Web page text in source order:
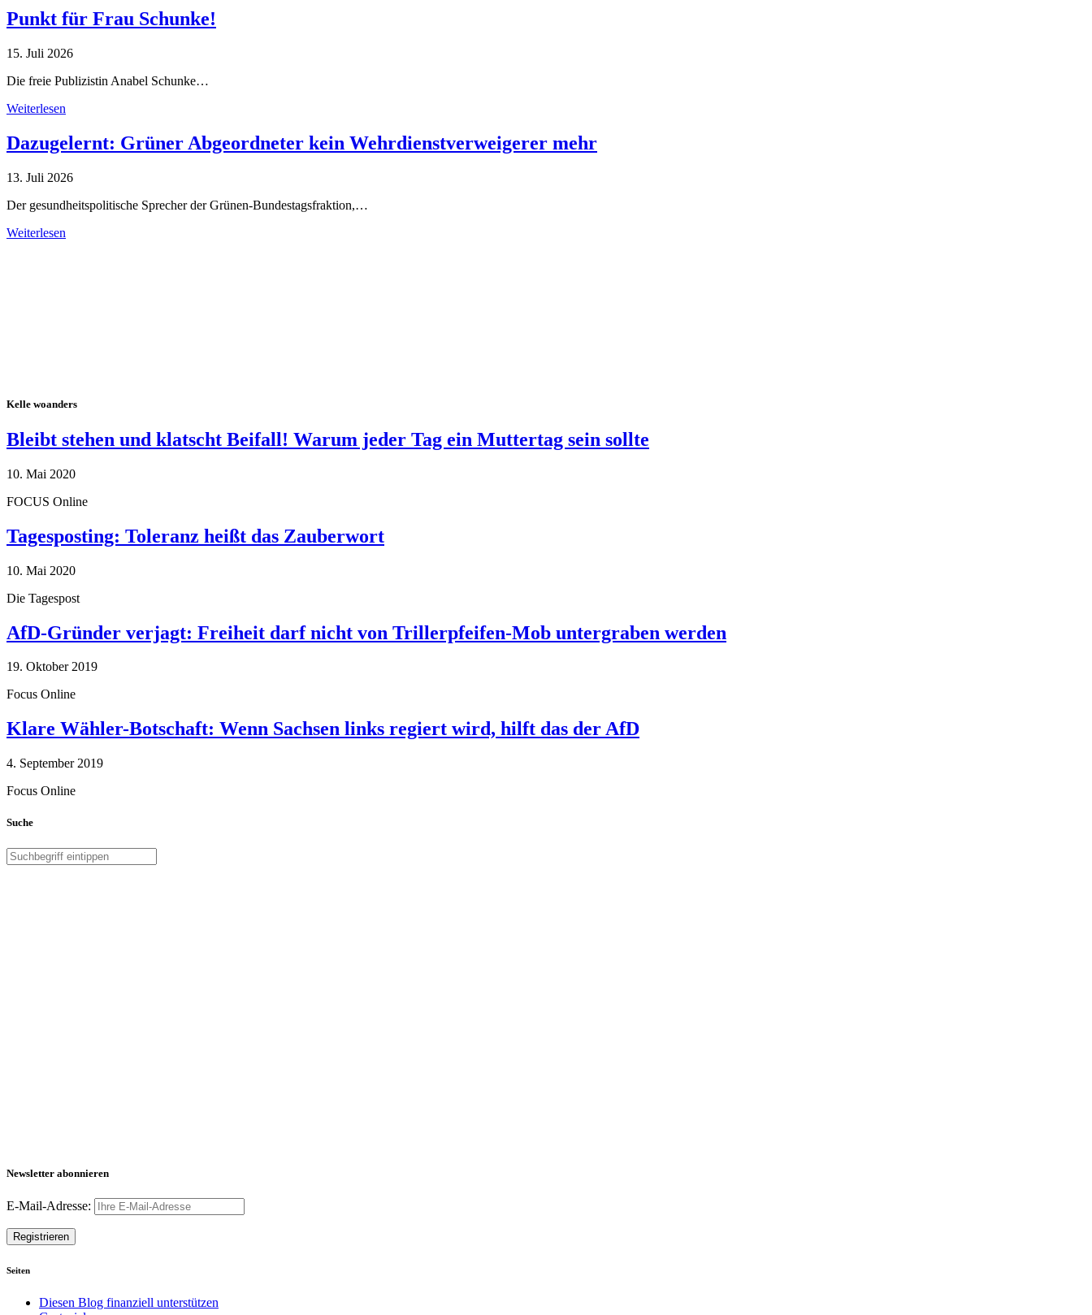
Punkt für Frau Schunke!
15. Juli 2026
Die freie Publizistin Anabel Schunke…
Weiterlesen
Dazugelernt: Grüner Abgeordneter kein Wehrdienstverweigerer mehr
13. Juli 2026
Der gesundheitspolitische Sprecher der Grünen-Bundestagsfraktion,…
Weiterlesen
Kelle woanders
Bleibt stehen und klatscht Beifall! Warum jeder Tag ein Muttertag sein sollte
10. Mai 2020
FOCUS Online
Tagesposting: Toleranz heißt das Zauberwort
10. Mai 2020
Die Tagespost
AfD-Gründer verjagt: Freiheit darf nicht von Trillerpfeifen-Mob untergraben werden
19. Oktober 2019
Focus Online
Klare Wähler-Botschaft: Wenn Sachsen links regiert wird, hilft das der AfD
4. September 2019
Focus Online
Suche
Newsletter abonnieren
E-Mail-Adresse:
Seiten
Diesen Blog finanziell unterstützen